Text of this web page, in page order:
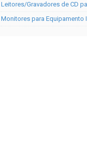
Leitores/Gravadores de CD
Monitores para Equipamento